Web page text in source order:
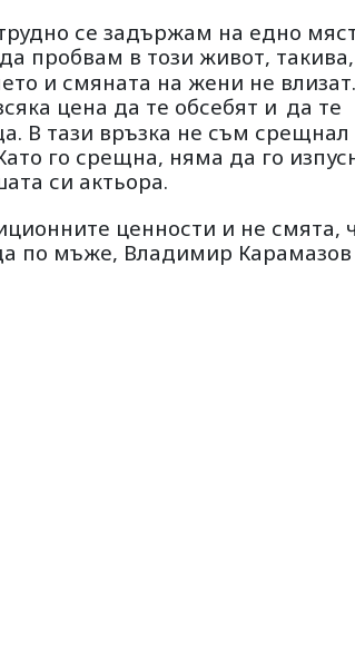
се задържам на едно
пробвам в този живот, такива,
и смяната на жени не
цена да те обсебят и да те
В тази връзка не съм срещнал
го срещна, няма да го
си актьора.
ценности и не смята,
по мъже, Владимир